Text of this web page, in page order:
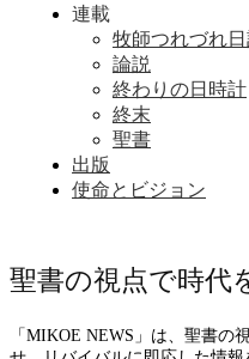
連載
牧師つれづれ
論説
終わりの日時計
終末
聖書
出版
使命とビジョン
聖書の視点で時代
「MIKOE NEWS」は、聖書の